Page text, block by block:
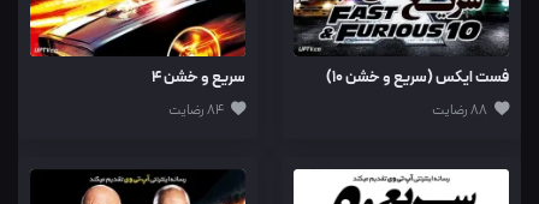
فست ایکس (سریع و خشن 10) سریع و خشن 4